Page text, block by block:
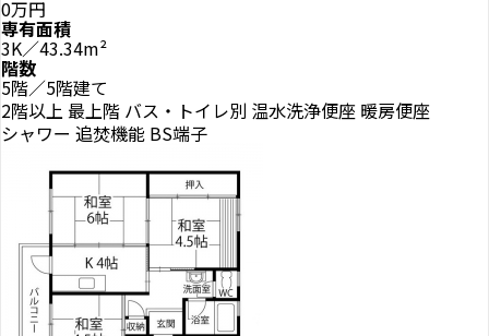
0万円
専有面積
3K／43.34m²
階数
5階／5階建て
2階以上 最上階 バス・トイレ別 温水洗浄便座 暖房便座
シャワー 追焚機能 BS端子